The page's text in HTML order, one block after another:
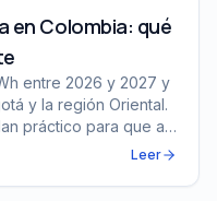
en Colombia: qué
entre 2026 y 2027 y
y la región Oriental.
práctico para que a
Leer